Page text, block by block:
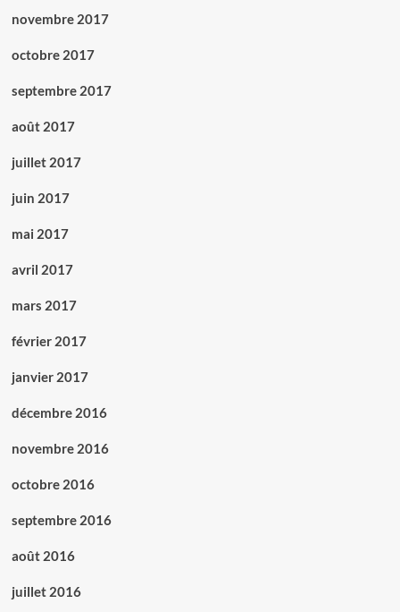
novembre 2017
octobre 2017
septembre 2017
août 2017
juillet 2017
juin 2017
mai 2017
avril 2017
mars 2017
février 2017
janvier 2017
décembre 2016
novembre 2016
octobre 2016
septembre 2016
août 2016
juillet 2016